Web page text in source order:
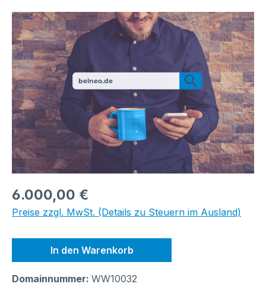
belneo.de
Regulärer Preis:
6.000,00 €
Preise zzgl. MwSt. (Details zu Steuern im Ausland)
In den Warenkorb
Domainnummer: WW10032